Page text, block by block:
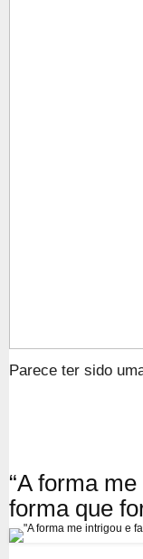
Parece ter sido
“A forma
forma que